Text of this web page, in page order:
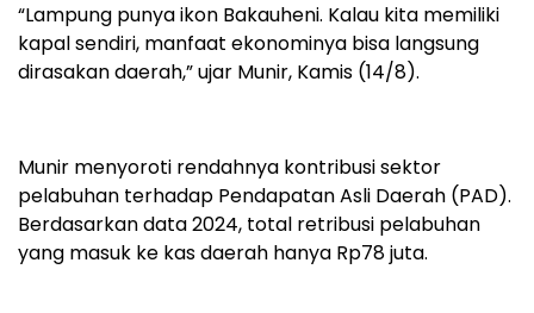
“Lampung punya ikon Bakauheni. Kalau kita memiliki
kapal sendiri, manfaat ekonominya bisa langsung
dirasakan daerah,” ujar Munir, Kamis (14/8).
Munir menyoroti rendahnya kontribusi sektor
pelabuhan terhadap Pendapatan Asli Daerah (PAD).
Berdasarkan data 2024, total retribusi pelabuhan
yang masuk ke kas daerah hanya Rp78 juta.